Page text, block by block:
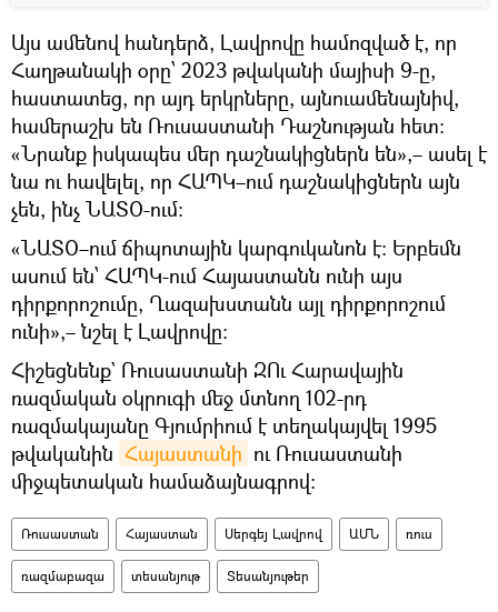
Այս ամենով հանդերձ, Լավրովը համոզված է, որ
Հաղթանակի օրը՝ 2023 թվականի մայիսի 9-ը,
հաստատեց, որ այդ երկրները, այնուամենայնիվ,
համերաշխ են Ռուսաստանի Դաշնության հետ։
«Նրանք իսկապես մեր դաշնակիցներն են»,– ասել է
նա ու հավելել, որ ՀԱՊԿ–ում դաշնակիցներն այն
չեն, ինչ ՆԱՏՕ-ում։
«ՆԱՏՕ–ում ճիպոտային կարգուկանոն է։ Երբեմն
ասում են՝ ՀԱՊԿ-ում Հայաստանն ունի այս
դիրքորոշումը, Ղազախստանն այլ դիրքորոշում
ունի»,– նշել է Լավրովը։
Հիշեցնենք` Ռուսաստանի ԶՈւ Հարավային
ռազմական օկրուգի մեջ մտնող 102-րդ
ռազմակայանը Գյումրիում է տեղակայվել 1995
թվականին Հայաստանի ու Ռուսաստանի
միջպետական համաձայնագրով:
Ռուսաստան Հայաստան Սերգեյ Լավրով ԱՄՆ ռուս
ռազմաբազա տեսանյութ Տեսանյութեր